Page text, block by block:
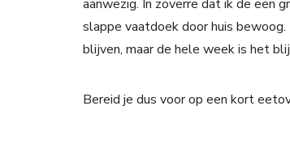
aanwezig. In zoverre dat ik de een
slappe vaatdoek door huis
blijven, maar de hele week is het
Bereid je dus voor op een kort